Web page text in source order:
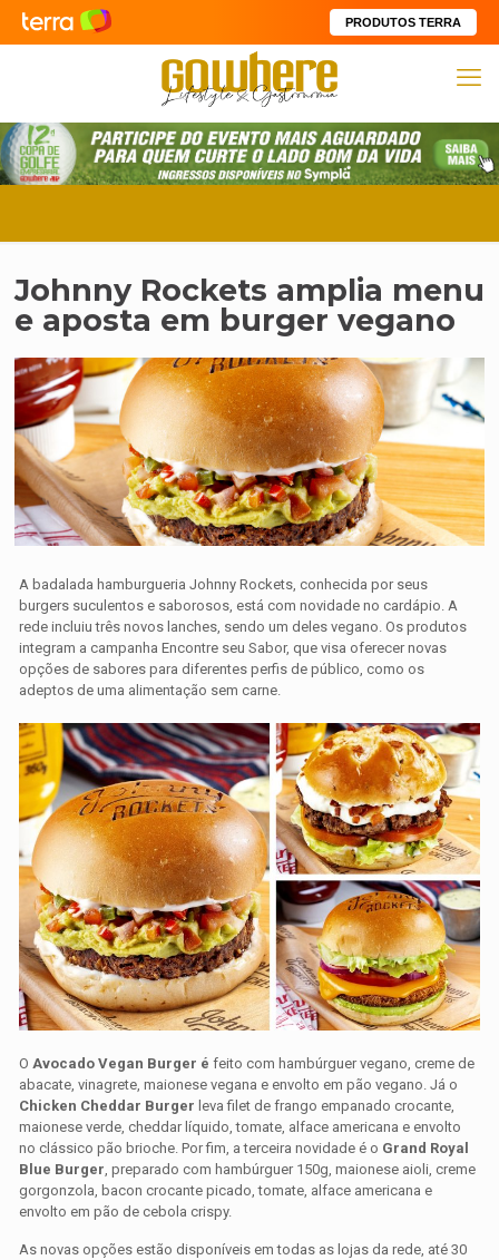
PRODUTOS TERRA
Johnny Rockets amplia menu
e aposta em burger vegano
A badalada hamburgueria Johnny Rockets, conhecida por seus
burgers suculentos e saborosos, está com novidade no cardápio. A
rede incluiu três novos lanches, sendo um deles vegano. Os produtos
integram a campanha Encontre seu Sabor, que visa oferecer novas
opções de sabores para diferentes perfis de público, como os
adeptos de uma alimentação sem carne.
O Avocado Vegan Burger éfeito com hambúrguer vegano, creme de
abacate, vinagrete, maionese vegana e envolto em pão vegano. Já o
Chicken Cheddar Burger leva filet de frango empanado crocante,
maionese verde, cheddar líquido, tomate, alface americana e envolto
no clássico pão brioche. Por fim, a terceira novidade é o Grand Royal
Blue Burger , preparado com hambúrguer 150g, maionese aioli, creme
gorgonzola, bacon crocante picado, tomate, alface americana e
envolto em pão de cebola crispy.
As novas opções estão disponíveis em todas as lojas da rede, até 30